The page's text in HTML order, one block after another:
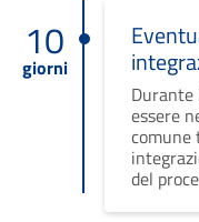
10
giorni
essere
comune
del